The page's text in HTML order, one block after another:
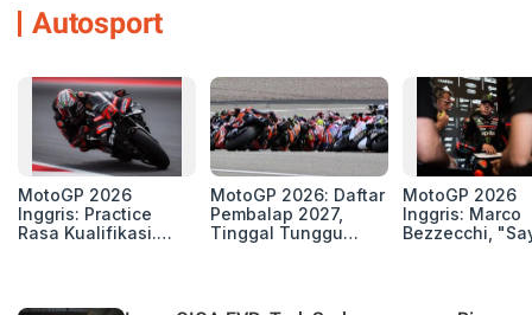
Autosport
MotoGP 2026
Inggris: Practice
Rasa Kualifikasi.
Silverstone!
MotoGP 2026: Daftar
Pembalap 2027,
Tinggal Tunggu
MotoGP 2026
Inggris: Marco
Bezzecchi,